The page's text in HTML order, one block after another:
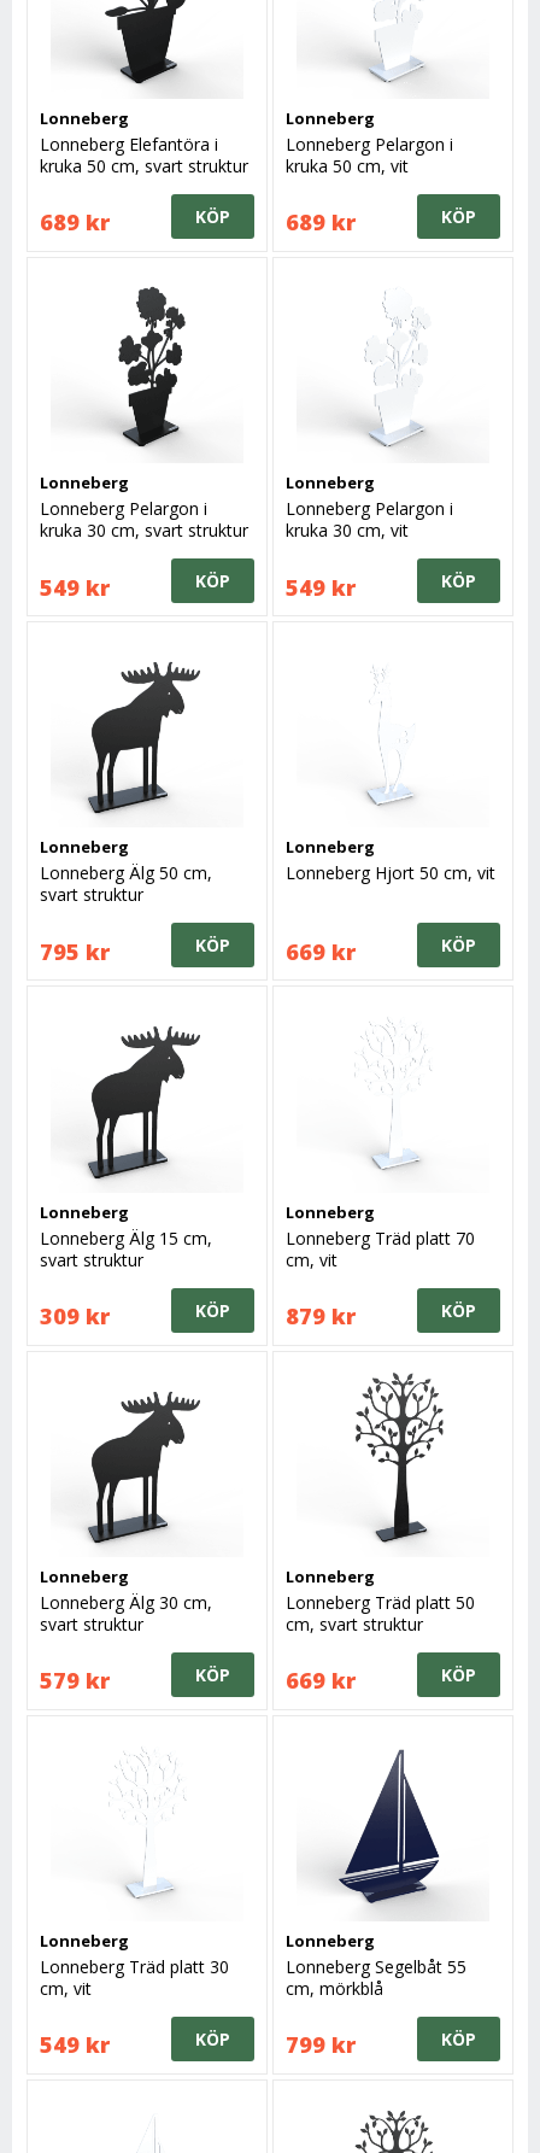
Lonneberg
Lonneberg Elefantöra i
kruka 50 cm, svart struktur
689 kr KÖP
Lonneberg
Lonneberg Pelargon i
kruka 50 cm, vit
689 kr KÖP
Lonneberg
Lonneberg Pelargon i
kruka 30 cm, svart struktur
549 kr KÖP
Lonneberg
Lonneberg Pelargon i
kruka 30 cm, vit
549 kr KÖP
Lonneberg
Lonneberg Älg 50 cm,
svart struktur
795 kr KÖP
Lonneberg
Lonneberg Hjort 50 cm, vit
669 kr KÖP
Lonneberg
Lonneberg Älg 15 cm,
svart struktur
309 kr KÖP
Lonneberg
Lonneberg Träd platt 70
cm, vit
879 kr KÖP
Lonneberg
Lonneberg Älg 30 cm,
svart struktur
579 kr KÖP
Lonneberg
Lonneberg Träd platt 50
cm, svart struktur
669 kr KÖP
Lonneberg
Lonneberg Träd platt 30
cm, vit
549 kr KÖP
Lonneberg
Lonneberg Segelbåt 55
cm, mörkblå
799 kr KÖP